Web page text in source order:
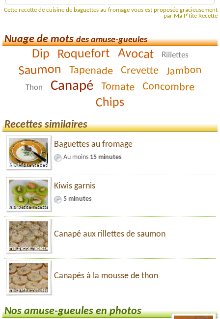
Cette recette de cuisine de baguettes au fromage vous est proposée gracieusement
par Ma P'tite Recette
Nuage de motsdes amuse-gueules
Dip Roquefort Avocat Rillettes
Saumon Tapenade Crevette Jambon
Thon Canapé Tomate Concombre
Chips
Recettes similaires
Baguettes au fromage
Au moins 15 minutes
Kiwis garnis
5 minutes
Canapé aux rillettes de saumon
Canapés à la mousse de thon
Nos amuse-gueules en photos